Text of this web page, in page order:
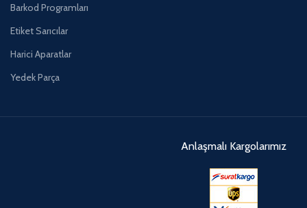
Barkod Programları
Etiket Sarıcılar
Harici Aparatlar
Yedek Parça
Anlaşmalı Kargolarımız